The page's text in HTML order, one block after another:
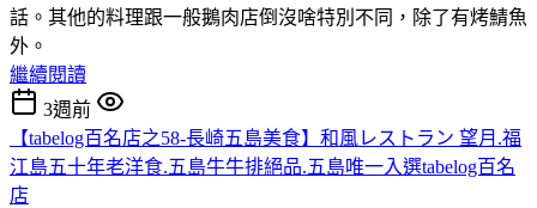
話。其他的料理跟一般鵝肉店倒沒啥特別不同，除了有烤鯖魚
外。
繼續閱讀
3週前
【tabelog百名店之58-長崎五島美食】和風レストラン 望月.福
江島五十年老洋食.五島牛牛排絕品.五島唯一入選tabelog百名
店